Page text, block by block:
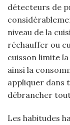
détecteurs de
niveau de la
réchauffer ou
cuisson limite
ainsi la
appliquer dans
débrancher
Les habitudes